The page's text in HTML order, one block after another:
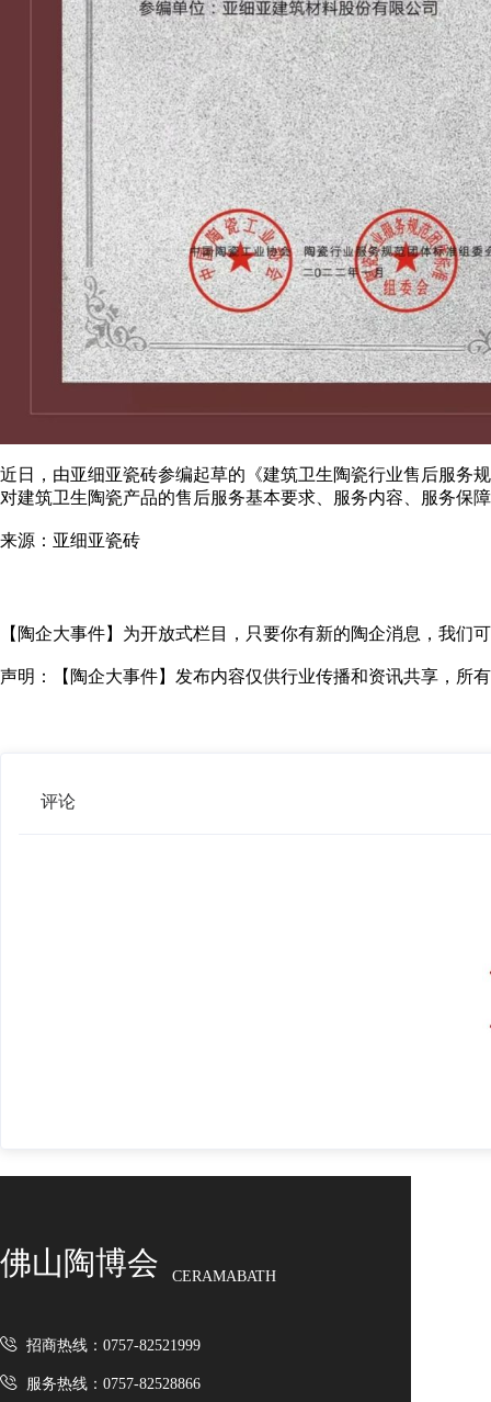
近日，由亚细亚瓷砖参编起草的《建筑卫生陶瓷行业售后服务
对建筑卫生陶瓷产品的售后服务基本要求、服务内容、服务保
来源：亚细亚瓷砖
【陶企大事件】为开放式栏目，只要你有新的陶企消息，我们
声明：【陶企大事件】发布内容仅供行业传播和资讯共享，所
评论
佛山陶博会 CERAMABATH
招商热线：0757-82521999
服务热线：0757-82528866